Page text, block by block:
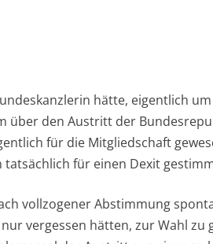
hätte, eigentlich
über den Austritt der
für die Mitgliedschaft
für einen Dexit
vollzogener Abstimmung
vergessen hätten, zur Wahl zu